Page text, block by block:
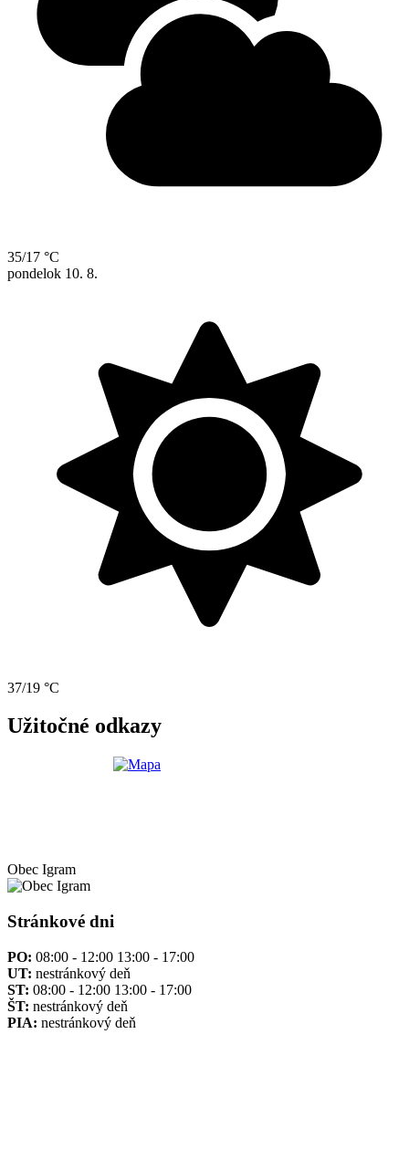
35/17 °C
pondelok 10. 8.
37/19 °C
Užitočné odkazy
Obec Igram
Stránkové dni
PO: 08:00 - 12:00 13:00 - 17:00
UT: nestránkový deň
ST: 08:00 - 12:00 13:00 - 17:00
ŠT: nestránkový deň
PIA: nestránkový deň